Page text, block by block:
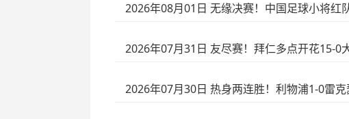
2026年08月01日 无缘决赛！中国足球小将红
2026年07月31日 友尽赛！拜仁多点开花15-0
2026年07月30日 热身两连胜！利物浦1-0雷